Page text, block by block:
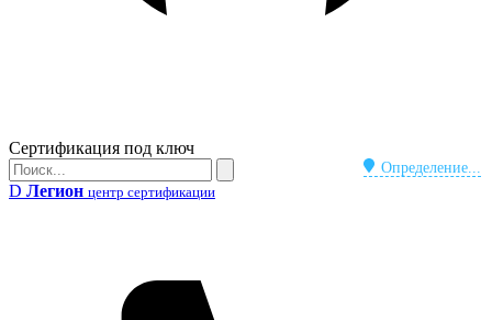
Бейдж
Сертификация под ключ
Определение...
Поиск
Поиск
D Легион центр сертификации